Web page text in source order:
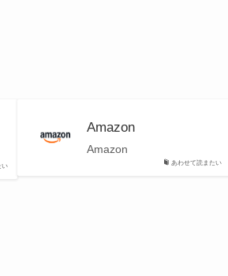
い あわせて読またい
Amazon
Amazon